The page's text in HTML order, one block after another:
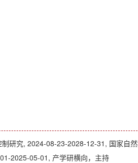
研究, 2024-08-23-2028-12-31, 国家自
2025-05-01, 产学研横向，主持